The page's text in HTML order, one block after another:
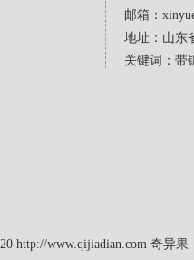
邮箱：
地址：山东
关键词：带
http://www.qijiadian.com 奇异果